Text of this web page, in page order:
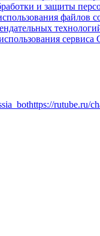
и защиты
файлов
сервиса
https://rutube.ru/